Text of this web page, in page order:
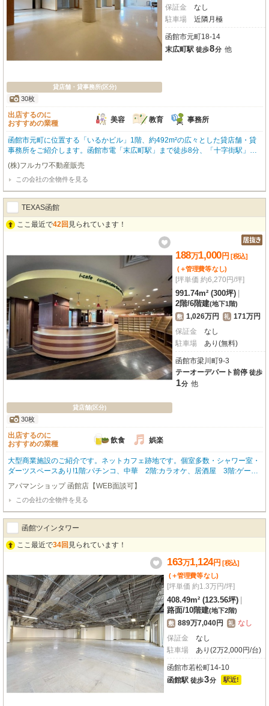
貸店舗・貸事務所(区分)
30枚
保証金
なし
駐車場
近隣月極
函館市元町18-14
末広町駅 徒歩8分 他
出店するのに
おすすめの業種
美容 教育 事務所
函館市元町に位置する「いるかビル」1階、約492m²の広々とした貸店舗・貸
事務所をご紹介します。函館市電「末広町駅」まで徒歩8分、「十字街駅」ま
で徒歩9分と、主要駅へのアクセスも便利です。美容・健康・介護、教育・ス
クール、事務所など、多岐にわたるビジネス展開に対応できるゆとりの空間。
エアコン、エレベーター、男女別トイレ（共用部）、照明器具といった設備も
充実しており、快適なビジネス環境をサポートします。観光スポットが点在す
る元町エリアは集客力も期待でき、近隣には幼稚園や学校も多く、教育関連事
業にも適しています。近隣月極駐車場も10台分確保されており、車でのご利用
にも便利です。函館の歴史と文化が息づく元町で、新たなビジネスチャンスを
(株)フルカワ不動産販売
この会社の全物件を見る
TEXAS函館
ここ最近で42回 見られています！
貸店舗(区分)
30枚
188万1,000円 [税込]
(＋管理費等なし)
[坪単価 約6,270円/坪]
991.74m² (300坪)
2階/6階建(地下1階)
敷 1,026万円 礼 171万円
保証金
なし
駐車場
あり(無料)
函館市梁川町9-3
テーオーデパート前停 徒歩
1分 他
出店するのに
おすすめの業種
飲食 娯楽
大型商業施設のご紹介です。ネットカフェ跡地です。個室多数・シャワー室・
ダーツスペースあり!1階:パチンコ、中華 2階:カラオケ、居酒屋 3階:ゲー
ム 4階:ボーリング 大型駐車場完備で集客力の高いアミューズメントビルで
す。 お問合わせはアパマンショップ函館地域№1の物件取扱数の函館店0138-4
6-9300まで☆
アパマンショップ 函館店【WEB面談可】
この会社の全物件を見る
函館ツインタワー
ここ最近で34回 見られています！
163万1,124円 [税込]
(＋管理費等なし)
[坪単価 約1.3万円/坪]
408.49m² (123.56坪)
路面/10階建(地下2階)
敷 889万7,040円 礼 なし
保証金
なし
駐車場
あり(2万2,000円/台)
函館市若松町14-10
函館駅 徒歩3分 駅近!